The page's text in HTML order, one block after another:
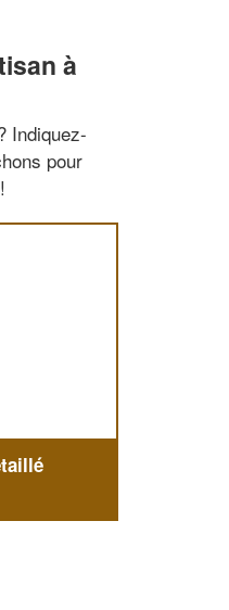
à
Indiquez-
pour